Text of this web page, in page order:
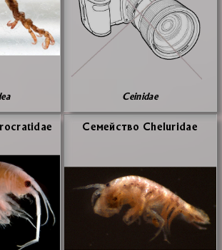
Ceinidae
Се­мей­ство Cheluridae